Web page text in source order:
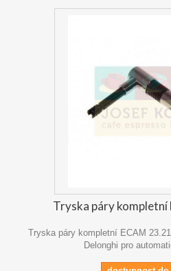
Tryska páry kompletní
Tryska páry kompletní ECAM
Delonghi pro